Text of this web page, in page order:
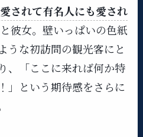
されて有名人にも愛され
彼女。​壁いっぱいの色紙
うな初訪問の観光客にと
、「ここに来れば何か特
」という期待感をさらに